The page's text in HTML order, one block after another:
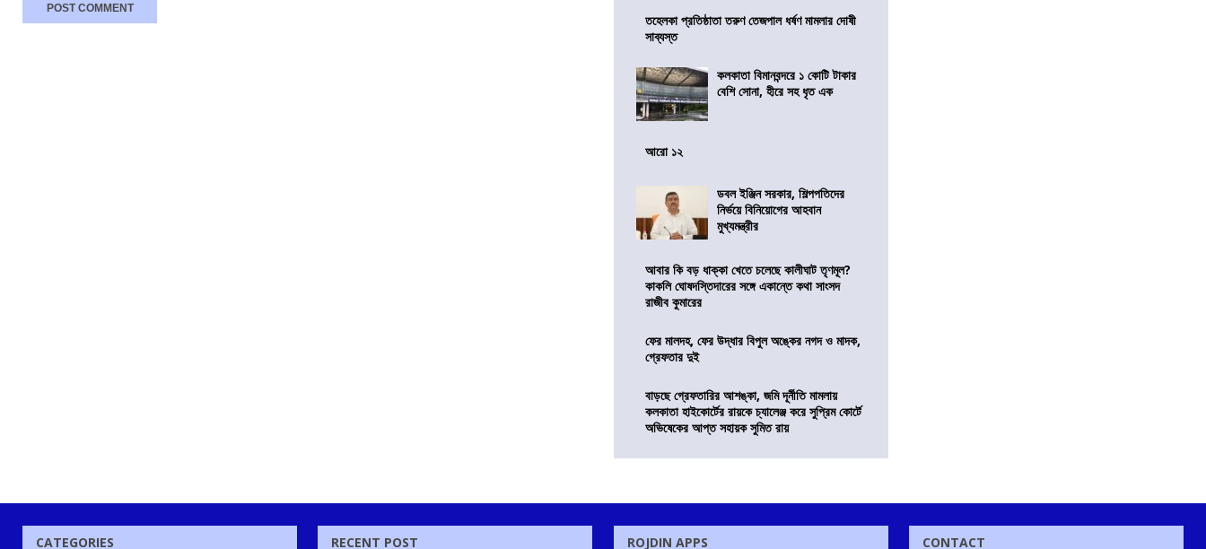
তহেলকা প্রতিষ্ঠাতা তরুণ তেজপাল ধর্ষণ মামলার দোষী
সাব্যস্ত
কলকাতা বিমানবন্দরে ১ কোটি টাকার
বেশি সোনা, হীরে সহ ধৃত এক
আরো ১২
ডবল ইঞ্জিন সরকার, শিল্পপতিদের
নির্ভয়ে বিনিয়োগের আহবান
মুখ্যমন্ত্রীর
আবার কি বড় ধাক্কা খেতে চলেছে কালীঘাট তৃণমূল?
কাকলি ঘোষদস্তিদারের সঙ্গে একান্তে কথা সাংসদ
রাজীব কুমারের
ফের মালদহ, ফের উদ্ধার বিপুল অঙ্কের নগদ ও মাদক,
গ্রেফতার দুই
বাড়ছে গ্রেফতারির আশঙ্কা, জমি দূর্নীতি মামলায়
কলকাতা হাইকোর্টের রায়কে চ্যালেঞ্জ করে সুপ্রিম কোর্টে
অভিষেকের আপ্ত সহায়ক সুমিত রায়
CATEGORIES RECENT POST ROJDIN APPS CONTACT